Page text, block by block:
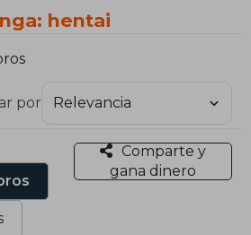
hentai
por
Comparte y
gana dinero